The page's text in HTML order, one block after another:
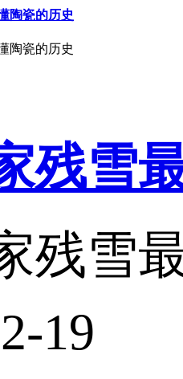
陶瓷的历史
陶瓷的历史
残雪
残雪
19